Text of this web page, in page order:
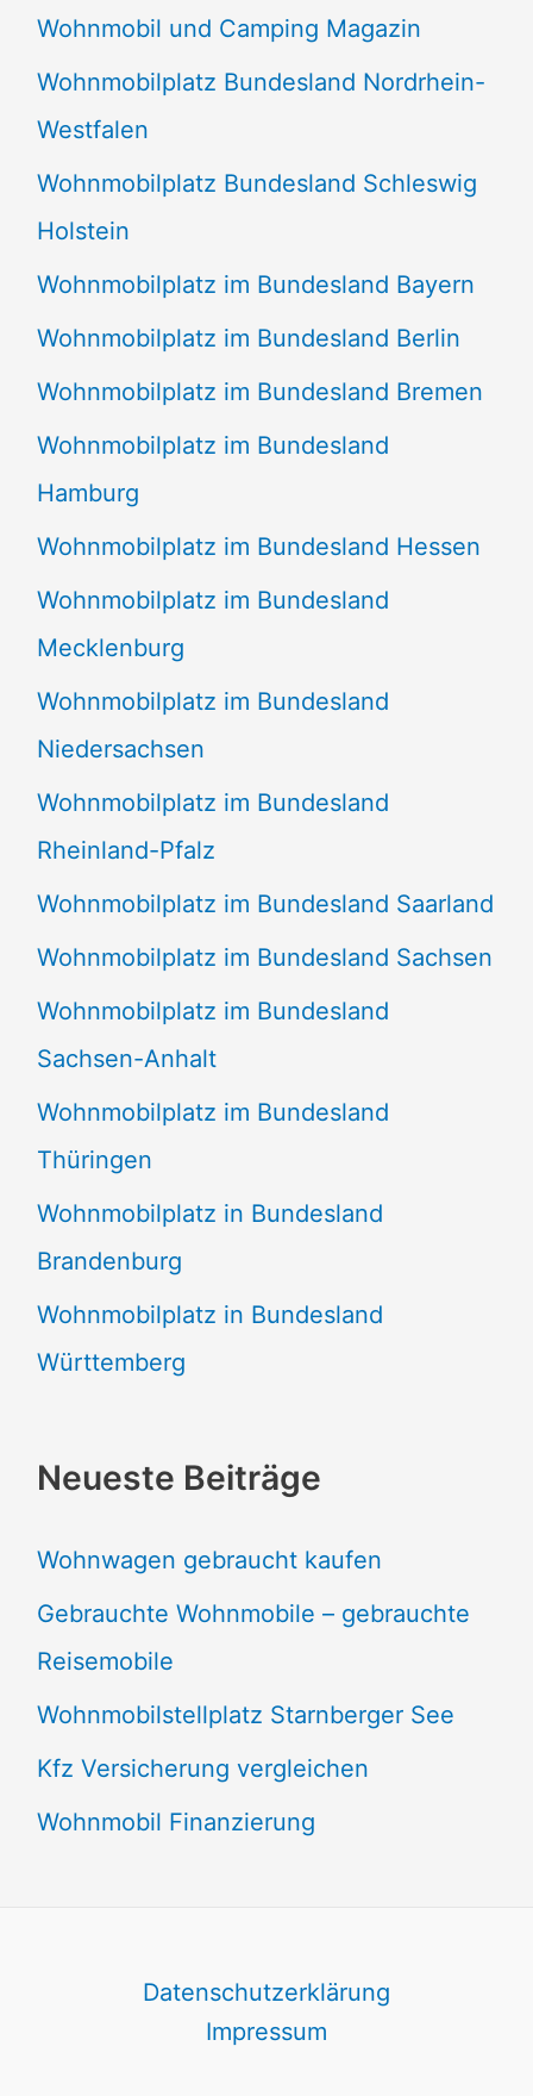
Wohnmobil und Camping Magazin
Wohnmobilplatz Bundesland Nordrhein-
Westfalen
Wohnmobilplatz Bundesland Schleswig
Holstein
Wohnmobilplatz im Bundesland Bayern
Wohnmobilplatz im Bundesland Berlin
Wohnmobilplatz im Bundesland Bremen
Wohnmobilplatz im Bundesland
Hamburg
Wohnmobilplatz im Bundesland Hessen
Wohnmobilplatz im Bundesland
Mecklenburg
Wohnmobilplatz im Bundesland
Niedersachsen
Wohnmobilplatz im Bundesland
Rheinland-Pfalz
Wohnmobilplatz im Bundesland Saarland
Wohnmobilplatz im Bundesland Sachsen
Wohnmobilplatz im Bundesland
Sachsen-Anhalt
Wohnmobilplatz im Bundesland
Thüringen
Wohnmobilplatz in Bundesland
Brandenburg
Wohnmobilplatz in Bundesland
Württemberg
Neueste Beiträge
Wohnwagen gebraucht kaufen
Gebrauchte Wohnmobile – gebrauchte
Reisemobile
Wohnmobilstellplatz Starnberger See
Kfz Versicherung vergleichen
Wohnmobil Finanzierung
Datenschutzerklärung
Impressum